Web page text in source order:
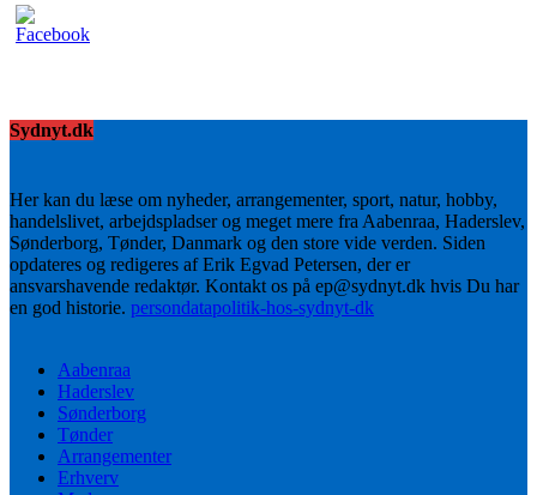
Sydnyt.dk
Her kan du læse om nyheder, arrangementer, sport, natur, hobby,
handelslivet, arbejdspladser og meget mere fra Aabenraa, Haderslev,
Sønderborg, Tønder, Danmark og den store vide verden. Siden
opdateres og redigeres af Erik Egvad Petersen, der er
ansvarshavende redaktør. Kontakt os på ep@sydnyt.dk hvis Du har
en god historie. persondatapolitik-hos-sydnyt-dk
Aabenraa
Haderslev
Sønderborg
Tønder
Arrangementer
Erhverv